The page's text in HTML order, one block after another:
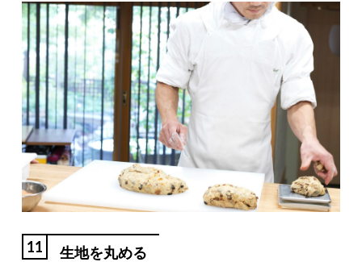
11 生地を丸める